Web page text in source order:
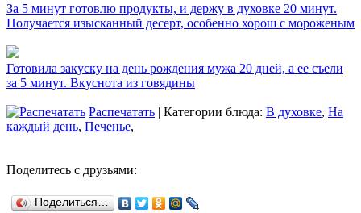
За 5 минут готовлю продукты, и держу в духовке 20 минут.
Получается изысканный десерт, особенно хорош с мороженым
Готовила закуску на день рождения мужа 20 дней, а ее съели
за 5 минут. Вкуснота из говядины
Распечатать | Категории блюда: В духовке, На
каждый день, Печенье,
Поделитесь с друзьями:
Поделиться…